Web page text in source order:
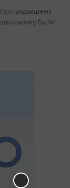
Пострадавшему
школьнику были